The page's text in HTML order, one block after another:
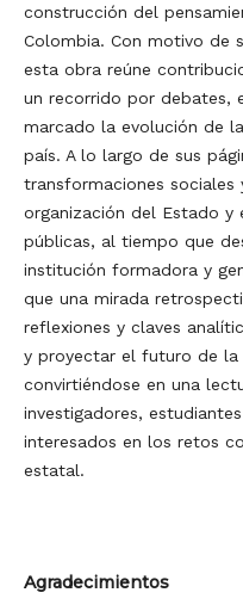
construcción del
Colombia. Con motivo de
esta obra reúne
un recorrido por debates,
marcado la evolución de
país. A lo largo de sus
transformaciones
organización del Estado y
públicas, al tiempo que
institución formadora y
que una mirada
reflexiones y claves
y proyectar el futuro de la
convirtiéndose en una
investigadores,
interesados en los retos
estatal.
Agradecimientos